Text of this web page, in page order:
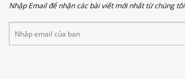
Nhập Email để nhận các bài viết mới nhất từ chúng tôi